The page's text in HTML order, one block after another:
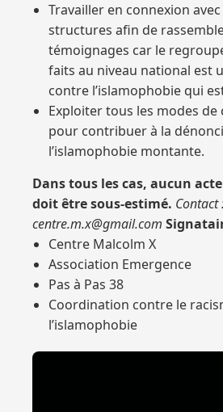
Travailler en connexion avec
structures afin de
témoignages car le
faits au niveau national est
contre l’islamophobie qui
Exploiter tous les modes
pour contribuer à la
l’islamophobie montante.
Dans tous les cas, aucun
doit être sous-estimé. Contact
centre.m.x@gmail.com
Centre Malcolm X
Association Emergence
Pas à Pas 38
Coordination contre le
l’islamophobie